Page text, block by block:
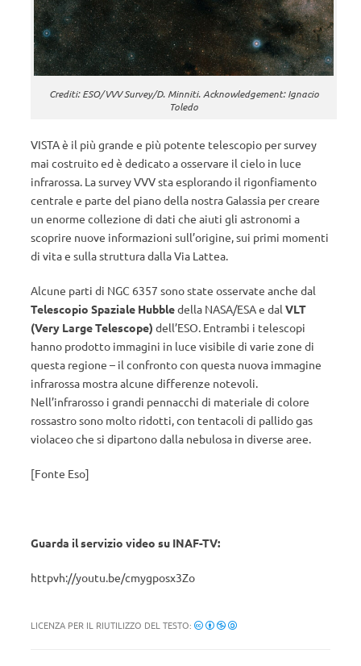
Crediti: ESO/VVV Survey/D. Minniti. Acknowledgement: Ignacio
Toledo
VISTA è il più grande e più potente telescopio per survey
mai costruito ed è dedicato a osservare il cielo in luce
infrarossa. La survey VVV sta esplorando il rigonfiamento
centrale e parte del piano della nostra Galassia per creare
un enorme collezione di dati che aiuti gli astronomi a
scoprire nuove informazioni sull’origine, sui primi momenti
di vita e sulla struttura dalla Via Lattea.
Alcune parti di NGC 6357 sono state osservate anche dal
Telescopio Spaziale Hubbledella NASA/ESA e dal VLT
(Very Large Telescope) dell’ESO. Entrambi i telescopi
hanno prodotto immagini in luce visibile di varie zone di
questa regione – il confronto con questa nuova immagine
infrarossa mostra alcune differenze notevoli.
Nell’infrarosso i grandi pennacchi di materiale di colore
rossastro sono molto ridotti, con tentacoli di pallido gas
violaceo che si dipartono dalla nebulosa in diverse aree.
[Fonte Eso]
Guarda il servizio video su INAF-TV:
httpvh://youtu.be/cmygposx3Zo
LICENZA PER IL RIUTILIZZO DEL TESTO: